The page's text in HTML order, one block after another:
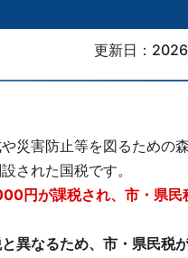
更新日：
災害防止等を図るための
された国税です。
円が課税され、市・県民
異なるため、市・県民税